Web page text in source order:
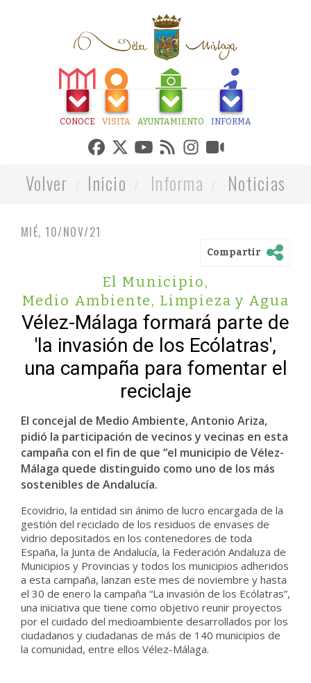
CONOCE VISITA AYUNTAMIENTO INFORMA
Volver Inicio Informa Noticias
MIÉ, 10/NOV/21
Compartir
El Municipio,
Medio Ambiente, Limpieza y Agua
Vélez-Málaga formará parte de
'la invasión de los Ecólatras',
una campaña para fomentar el
reciclaje
El concejal de Medio Ambiente, Antonio Ariza,
pidió la participación de vecinos y vecinas en esta
campaña con el fin de que “el municipio de Vélez-
Málaga quede distinguido como uno de los más
sostenibles de Andalucía.
Ecovidrio, la entidad sin ánimo de lucro encargada de la
gestión del reciclado de los residuos de envases de
vidrio depositados en los contenedores de toda
España, la Junta de Andalucía, la Federación Andaluza de
Municipios y Provincias y todos los municipios adheridos
a esta campaña, lanzan este mes de noviembre y hasta
el 30 de enero la campaña “La invasión de los Ecólatras”,
una iniciativa que tiene como objetivo reunir proyectos
por el cuidado del medioambiente desarrollados por los
ciudadanos y ciudadanas de más de 140 municipios de
la comunidad, entre ellos Vélez-Málaga.